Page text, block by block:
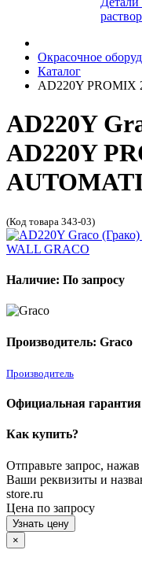
Окрасочное
Каталог
AD220Y PROMIX
AD220Y
AD220Y
(Код товара 343-03)
Наличие: По запросу
Производитель: Graco
Производитель
Официальная гарантия
Как купить?
Отправьте запрос,
Ваши реквизиты и
store.ru
Цена по запросу
Узнать цену
×